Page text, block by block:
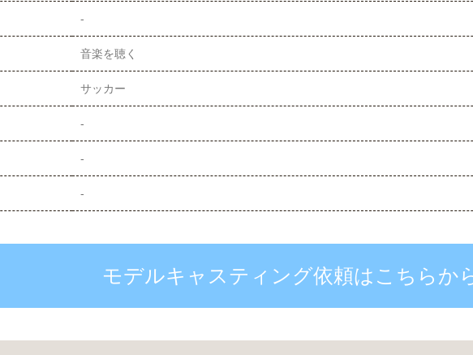
-
音楽を聴く
サッカー
-
-
-
モデルキャスティング依頼はこちらか